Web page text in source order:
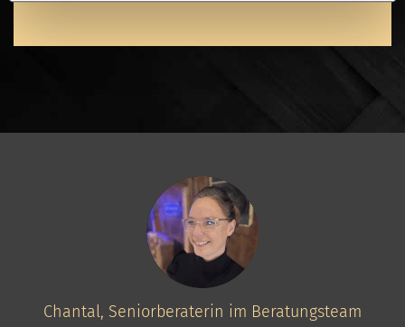
Chantal, Seniorberaterin im Beratungsteam